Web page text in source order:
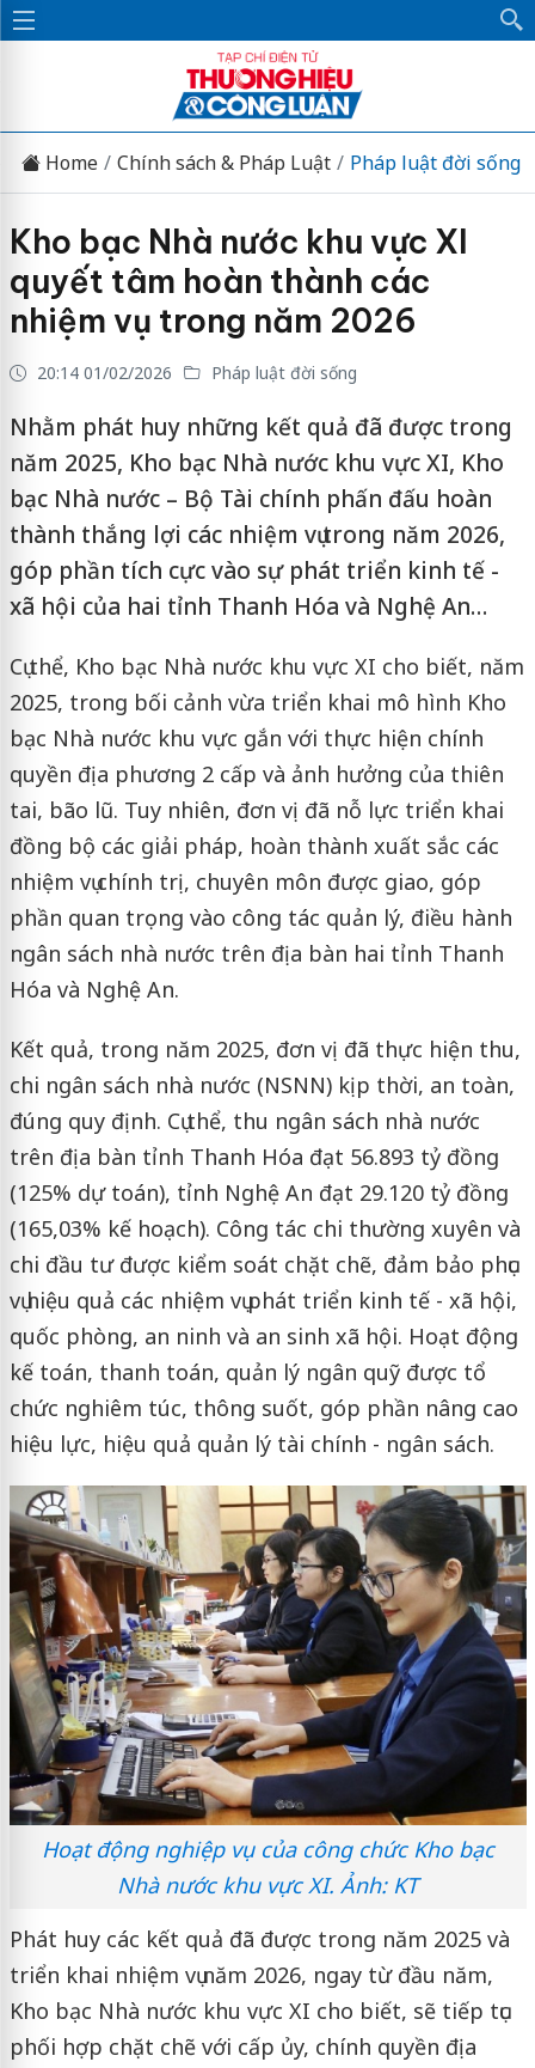
Home Chính sách & Pháp Luật Pháp luật đời sống
Kho bạc Nhà nước khu vực XI
quyết tâm hoàn thành các
nhiệm vụ trong năm 2026
20:14 01/02/2026 Pháp luật đời sống
Nhằm phát huy những kết quả đã được trong
năm 2025, Kho bạc Nhà nước khu vực XI, Kho
bạc Nhà nước – Bộ Tài chính phấn đấu hoàn
thành thắng lợi các nhiệm vụ trong năm 2026,
góp phần tích cực vào sự phát triển kinh tế -
xã hội của hai tỉnh Thanh Hóa và Nghệ An…
Cụ thể, Kho bạc Nhà nước khu vực XI cho biết, năm
2025, trong bối cảnh vừa triển khai mô hình Kho
bạc Nhà nước khu vực gắn với thực hiện chính
quyền địa phương 2 cấp và ảnh hưởng của thiên
tai, bão lũ. Tuy nhiên, đơn vị đã nỗ lực triển khai
đồng bộ các giải pháp, hoàn thành xuất sắc các
nhiệm vụ chính trị, chuyên môn được giao, góp
phần quan trọng vào công tác quản lý, điều hành
ngân sách nhà nước trên địa bàn hai tỉnh Thanh
Hóa và Nghệ An.
Kết quả, trong năm 2025, đơn vị đã thực hiện thu,
chi ngân sách nhà nước (NSNN) kịp thời, an toàn,
đúng quy định. Cụ thể, thu ngân sách nhà nước
trên địa bàn tỉnh Thanh Hóa đạt 56.893 tỷ đồng
(125% dự toán), tỉnh Nghệ An đạt 29.120 tỷ đồng
(165,03% kế hoạch). Công tác chi thường xuyên và
chi đầu tư được kiểm soát chặt chẽ, đảm bảo phục
vụ hiệu quả các nhiệm vụ phát triển kinh tế - xã hội,
quốc phòng, an ninh và an sinh xã hội. Hoạt động
kế toán, thanh toán, quản lý ngân quỹ được tổ
chức nghiêm túc, thông suốt, góp phần nâng cao
hiệu lực, hiệu quả quản lý tài chính - ngân sách.
Hoạt động nghiệp vụ của công chức Kho bạc
Nhà nước khu vực XI. Ảnh: KT
Phát huy các kết quả đã được trong năm 2025 và
triển khai nhiệm vụ năm 2026, ngay từ đầu năm,
Kho bạc Nhà nước khu vực XI cho biết, sẽ tiếp tục
phối hợp chặt chẽ với cấp ủy, chính quyền địa